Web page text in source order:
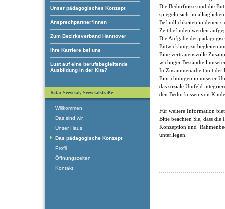
Unser pädagogisches Konzept
Ansprechpartner*innen
Zum Bezirksverband Hannover
Ihre Karriere bei uns
Lust auf eine berufsbegleitende
Ausbildung in der Kita?
Die Bedürfnisse und die
spiegeln sich im
Befindlichkeiten in denen
Zeit befinden werden
Die Aufgabe der
Entwicklung zu begleiten
Eine vertrauensvolle
wichtiger Bestandteil
In Zusammenarbeit mit
Einrichtungen in unserer
das soziale Umfeld
den Bedürfnissen von
Für weitere Information
Bitte beachten Sie, dass
Konzeption und
unterliegen.
Kita: Seevetal, Seevetalstraße
Willkommen
Das sind wir
Unser Haus
Das pädagogische Konzept
Profil
Öffnungszeiten
Kontakt